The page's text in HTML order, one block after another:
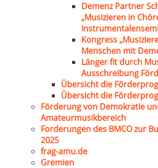
Demenz Partner
„Musizieren in
Kongress
Menschen mit
Länger fit durch
Ausschreibung
Übersicht die
Übersicht die
Förderung von Demokratie
Amateurmusikbereich
Forderungen des BMCO zur
2025
frag-amu.de
Gremien